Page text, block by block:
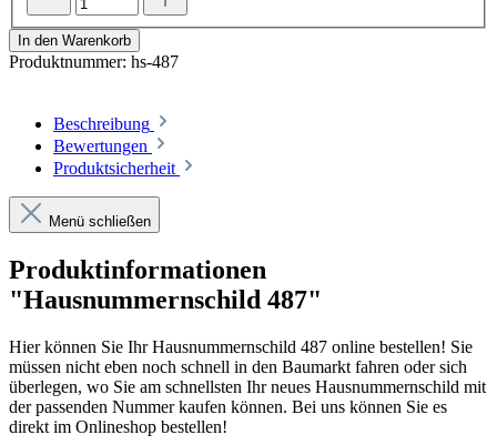
In den Warenkorb
Produktnummer: hs-487
Beschreibung
Bewertungen
Produktsicherheit
Menü schließen
Produktinformationen
"Hausnummernschild 487"
Hier können Sie Ihr Hausnummernschild 487 online bestellen! Sie
müssen nicht eben noch schnell in den Baumarkt fahren oder sich
überlegen, wo Sie am schnellsten Ihr neues Hausnummernschild mit
der passenden Nummer kaufen können. Bei uns können Sie es
direkt im Onlineshop bestellen!